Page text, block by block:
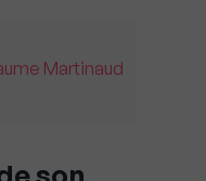
Martinaud